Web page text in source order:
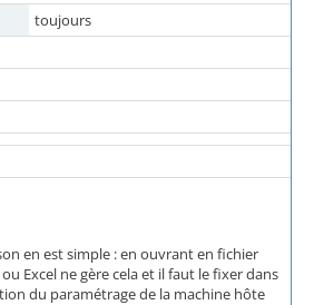
toujours
en est simple : en ouvrant en fichier
Excel ne gère cela et il faut le fixer dans
du paramétrage de la machine hôte